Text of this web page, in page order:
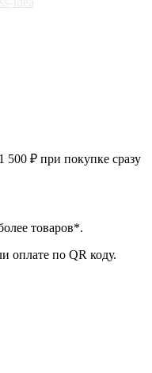
₽ при покупке сразу
товаров*.
оплате по QR коду.